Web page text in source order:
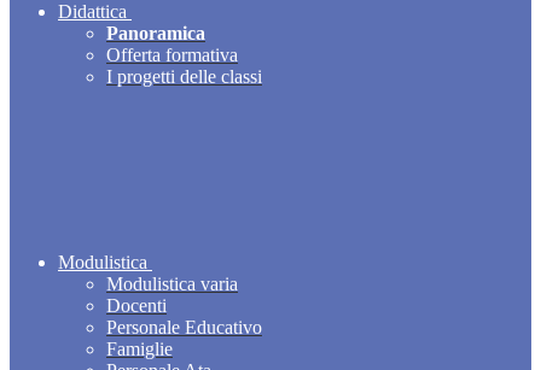
Didattica
Panoramica
Offerta formativa
I progetti delle classi
Modulistica
Modulistica varia
Docenti
Personale Educativo
Famiglie